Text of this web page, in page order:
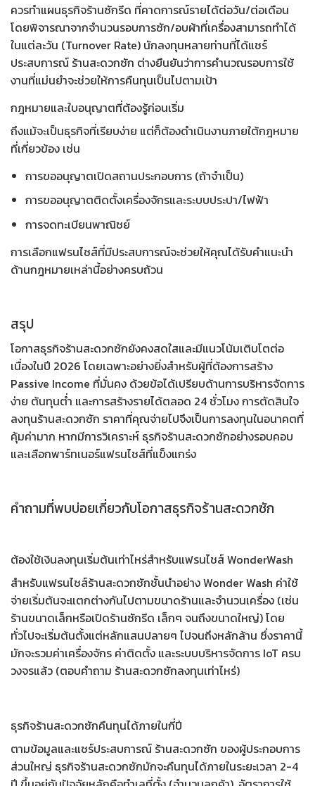
ควรทำแผนธุรกิจร้านซักรีด ที่คาดการณ์รายได้ต่อวัน/ต่อเดือน
โดยพิจารณาจากจำนวนรอบการซัก/อบผ้าที่เครื่องสามารถทำได้
ในแต่ละวัน (Turnover Rate) นักลงทุนหลายท่านที่ได้แชร์
ประสบการณ์ ร้านสะดวกซัก ต่างยืนยันว่าการคำนวณรอบการใช้
งานที่แม่นยำจะช่วยให้การคืนทุนเป็นไปตามเป้า
กฎหมายและใบอนุญาตที่ต้องรู้ก่อนเริ่ม
ถึงแม้จะเป็นธุรกิจที่เรียบง่าย แต่ก็ต้องดำเนินงานภายใต้กฎหมาย
ที่เกี่ยวข้อง เช่น
การขออนุญาตเปิดสถานประกอบการ (ถ้าจำเป็น)
การขออนุญาตติดตั้งเครื่องจักรและระบบประปา/ไฟฟ้า
การจดทะเบียนพาณิชย์
การเลือกแฟรนไชส์ที่มีประสบการณ์จะช่วยให้คุณได้รับคำแนะนำ
ด้านกฎหมายเหล่านี้อย่างครบถ้วน
สรุป
โอกาสธุรกิจร้านสะดวกซักยังคงสดใสและมีแนวโน้มเติบโตต่อ
เนื่องในปี 2026 โดยเฉพาะอย่างยิ่งสำหรับผู้ที่ต้องการสร้าง
Passive Income ที่มั่นคง ด้วยข้อได้เปรียบด้านการบริหารจัดการ
ง่าย ต้นทุนต่ำ และการสร้างรายได้ตลอด 24 ชั่วโมง การตัดสินใจ
ลงทุนร้านสะดวกซัก ราคาที่คุณจ่ายไปจึงเป็นการลงทุนในอนาคตที่
คุ้มค่ามาก หากมีการวิเคราะห์ ธุรกิจร้านสะดวกซักอย่างรอบคอบ
และเลือกพาร์ทเนอร์แฟรนไชส์ที่แข็งแกร่ง
คำถามที่พบบ่อยเกี่ยวกับโอกาสธุรกิจร้านสะดวกซัก
ต้องใช้เงินลงทุนเริ่มต้นเท่าไหร่สำหรับแฟรนไชส์ WonderWash
สำหรับแฟรนไชส์ร้านสะดวกซักชั้นนำอย่างWonder Wash ค่าใช้
จ่ายเริ่มต้นจะแตกต่างกันไปตามขนาดร้านและจำนวนเครื่อง (เช่น
ร้านขนาดเล็กหรือเปิดร้านซักรีด เล็กๆ จนถึงขนาดใหญ่) โดย
ทั่วไปจะเริ่มต้นตั้งแต่หลักแสนปลายๆ ไปจนถึงหลักล้าน ซึ่งราคานี้
มักจะรวมค่าเครื่องจักร ค่าติดตั้ง และระบบบริหารจัดการ IoT ครบ
วงจรแล้ว (ตอบคำถาม ร้านสะดวกซักลงทุนเท่าไหร่)
ธุรกิจร้านสะดวกซักคืนทุนได้ภายในกี่ปี
ตามข้อมูลและแชร์ประสบการณ์ ร้านสะดวกซัก ของผู้ประกอบการ
ส่วนใหญ่ ธุรกิจร้านสะดวกซักมักจะคืนทุนได้ภายในระยะเวลา 2-4